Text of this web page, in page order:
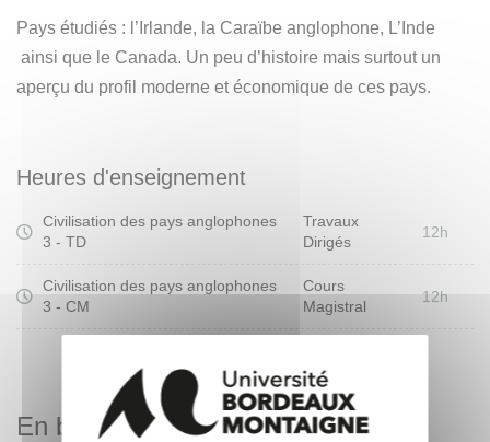
Pays étudiés : l’Irlande, la Caraïbe anglophone, L’Inde
ainsi que le Canada. Un peu d’histoire mais surtout un
aperçu du profil moderne et économique de ces pays.
Heures d'enseignement
Civilisation des pays anglophones
3 - TD
Travaux
Dirigés
12h
Civilisation des pays anglophones
3 - CM
Cours
Magistral
12h
En bref